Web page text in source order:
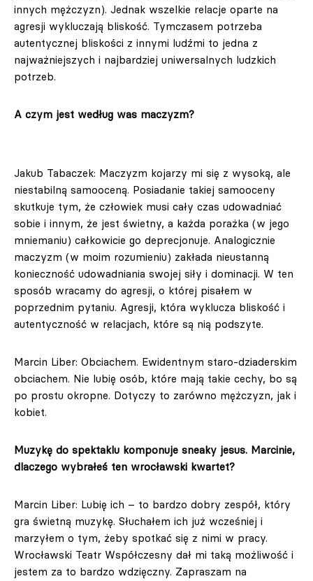
innych mężczyzn). Jednak wszelkie relacje oparte na
agresji wykluczają bliskość. Tymczasem potrzeba
autentycznej bliskości z innymi ludźmi to jedna z
najważniejszych i najbardziej uniwersalnych ludzkich
potrzeb.
A czym jest według was maczyzm?
Jakub Tabaczek: Maczyzm kojarzy mi się z wysoką, ale
niestabilną samooceną. Posiadanie takiej samooceny
skutkuje tym, że człowiek musi cały czas udowadniać
sobie i innym, że jest świetny, a każda porażka (w jego
mniemaniu) całkowicie go deprecjonuje. Analogicznie
maczyzm (w moim rozumieniu) zakłada nieustanną
konieczność udowadniania swojej siły i dominacji. W ten
sposób wracamy do agresji, o której pisałem w
poprzednim pytaniu. Agresji, która wyklucza bliskość i
autentyczność w relacjach, które są nią podszyte.
Marcin Liber: Obciachem. Ewidentnym staro-dziaderskim
obciachem. Nie lubię osób, które mają takie cechy, bo są
po prostu okropne. Dotyczy to zarówno mężczyzn, jak i
kobiet.
Muzykę do spektaklu komponuje sneaky jesus. Marcinie,
dlaczego wybrałeś ten wrocławski kwartet?
Marcin Liber: Lubię ich – to bardzo dobry zespół, który
gra świetną muzykę. Słuchałem ich już wcześniej i
marzyłem o tym, żeby spotkać się z nimi w pracy.
Wrocławski Teatr Współczesny dał mi taką możliwość i
jestem za to bardzo wdzięczny. Zapraszam na